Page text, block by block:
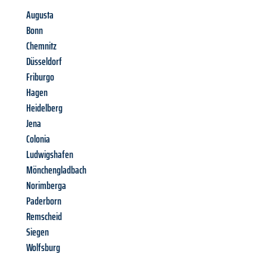
Augusta
Bonn
Chemnitz
Düsseldorf
Friburgo
Hagen
Heidelberg
Jena
Colonia
Ludwigshafen
Mönchengladbach
Norimberga
Paderborn
Remscheid
Siegen
Wolfsburg